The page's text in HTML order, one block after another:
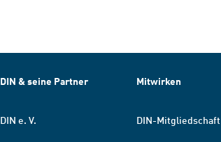
DIN & seine Partner
DIN e. V.
Mitwirken
DIN-Mitgliedschaft